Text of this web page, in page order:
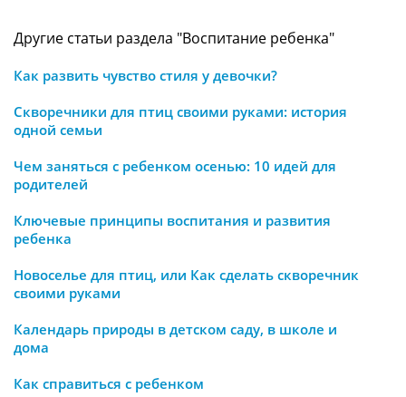
Другие статьи раздела "Воспитание ребенка"
Как развить чувство стиля у девочки?
Скворечники для птиц своими руками: история
одной семьи
Чем заняться с ребенком осенью: 10 идей для
родителей
Ключевые принципы воспитания и развития
ребенка
Новоселье для птиц, или Как сделать скворечник
своими руками
Календарь природы в детском саду, в школе и
дома
Как справиться с ребенком